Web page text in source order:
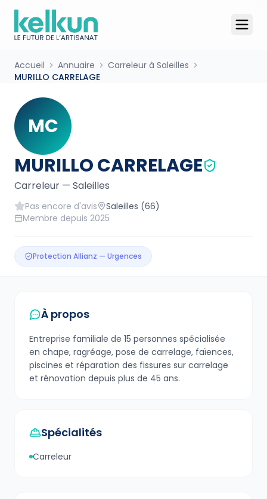
Accueil Annuaire
Carreleur à Saleilles
MURILLO CARRELAGE
MC
MURILLO CARRELAGE
Carreleur — Saleilles
Pas encore d'avis Saleilles (66)
Membre depuis 2025
Protection Allianz — Urgences
À propos
Entreprise familiale de 15 personnes spécialisée
en chape, ragréage, pose de carrelage, faïences,
piscines et réparation des fissures sur carrelage
et rénovation depuis plus de 45 ans.
Spécialités
Carreleur